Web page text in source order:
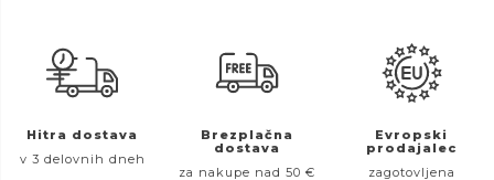
Hitra dostava
v 3 delovnih dneh
Brezplačna
dostava
za nakupe nad 50 €
Evropski
prodajalec
zagotovljena